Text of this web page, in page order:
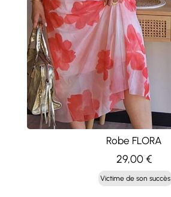
Robe FLORA
29,00€
Victime de son succès